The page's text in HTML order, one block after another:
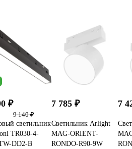
₽
9 140 ₽
светильник
TR030-4-
DD2-B
7 785 ₽
Светильник Arlight
MAG-ORIENT-
RONDO-R90-9W
7